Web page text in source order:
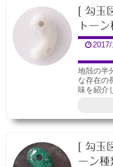
[ 勾玉
トー
地殻の半
な存在の
味を紹介
[ 勾玉
ーン種